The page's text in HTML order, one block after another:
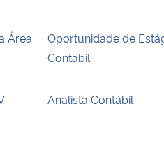
Área
Oportunidade de
Contábil
Analista Contábil